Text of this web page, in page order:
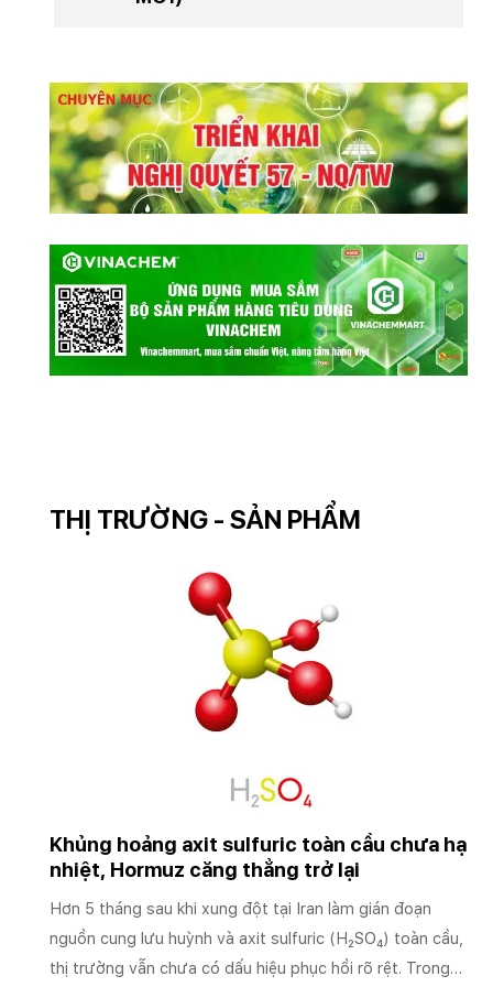
THỊ TRƯỜNG - SẢN PHẨM
Khủng hoảng axit sulfuric toàn cầu chưa hạ
nhiệt, Hormuz căng thẳng trở lại
Hơn 5 tháng sau khi xung đột tại Iran làm gián đoạn
nguồn cung lưu huỳnh và axit sulfuric (H₂SO₄) toàn cầu,
thị trường vẫn chưa có dấu hiệu phục hồi rõ rệt. Trong